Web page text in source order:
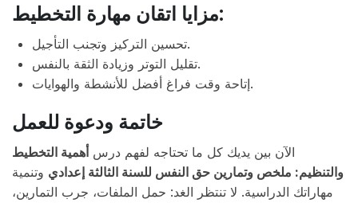
مزايا اتقان مهارة التخطيط:
تحسين التركيز وتجنب التأجيل.
تقليل التوتر وزيادة الثقة بالنفس.
إتاحة وقت فراغ أفضل للأنشطة والهوايات.
خاتمة ودعوة للعمل
الآن بين يديك كل ما تحتاجه لفهم درس أهمية التخطيط
والتنظيم: ملخص وتمارين حق النفس للسنة الثالثة إعدادي وتنمية
مهاراتك الدراسية. لا تنتظر الغد: حمل الملفات، جرب التمارين،